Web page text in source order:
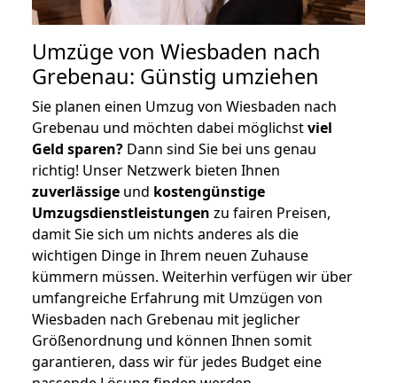
Umzüge von Wiesbaden nach
Grebenau: Günstig umziehen
Sie planen einen Umzug von Wiesbaden nach
Grebenau und möchten dabei möglichstviel
Geld sparen? Dann sind Sie bei uns genau
richtig! Unser Netzwerk bieten Ihnen
zuverlässige und kostengünstige
Umzugsdienstleistungen zu fairen Preisen,
damit Sie sich um nichts anderes als die
wichtigen Dinge in Ihrem neuen Zuhause
kümmern müssen. Weiterhin verfügen wir über
umfangreiche Erfahrung mit Umzügen von
Wiesbaden nach Grebenau mit jeglicher
Größenordnung und können Ihnen somit
garantieren, dass wir für jedes Budget eine